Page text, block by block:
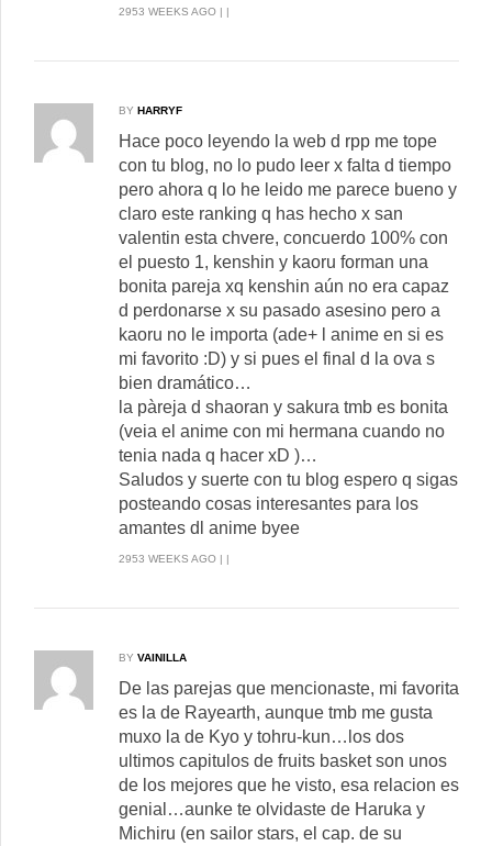
2953 WEEKS AGO | |
BY HARRYF
Hace poco leyendo la web d rpp me tope
con tu blog, no lo pudo leer x falta d tiempo
pero ahora q lo he leido me parece bueno y
claro este ranking q has hecho x san
valentin esta chvere, concuerdo 100% con
el puesto 1, kenshin y kaoru forman una
bonita pareja xq kenshin aún no era capaz
d perdonarse x su pasado asesino pero a
kaoru no le importa (ade+ l anime en si es
mi favorito :D) y si pues el final d la ova s
bien dramático…
la pàreja d shaoran y sakura tmb es bonita
(veia el anime con mi hermana cuando no
tenia nada q hacer xD )…
Saludos y suerte con tu blog espero q sigas
posteando cosas interesantes para los
amantes dl anime byee
2953 WEEKS AGO | |
BY VAINILLA
De las parejas que mencionaste, mi favorita
es la de Rayearth, aunque tmb me gusta
muxo la de Kyo y tohru-kun…los dos
ultimos capitulos de fruits basket son unos
de los mejores que he visto, esa relacion es
genial…aunke te olvidaste de Haruka y
Michiru (en sailor stars, el cap. de su